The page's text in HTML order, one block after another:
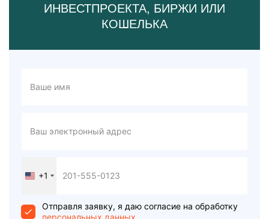
ИНВЕСТПРОЕКТА, БИРЖИ ИЛИ
КОШЕЛЬКА
United
+1
+1
Отправля заявку, я даю согласие на обработку
персональных данных.